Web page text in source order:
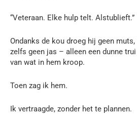
“Veteraan. Elke hulp telt. Alstublieft.”
Ondanks de kou droeg hij geen
zelfs geen jas – alleen een dunne
van wat in hem kroop.
Toen zag ik hem.
Ik vertraagde, zonder het te plannen.